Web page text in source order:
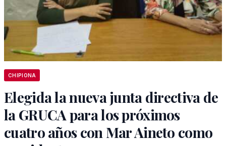
CHIPIONA
Elegida la nueva junta directiva de
la GRUCA para los próximos
cuatro años con Mar Aineto como